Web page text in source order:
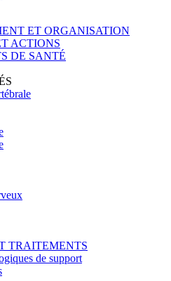
ET ORGANISATION
ACTIONS
DE SANTÉ
TRAITEMENTS
de support